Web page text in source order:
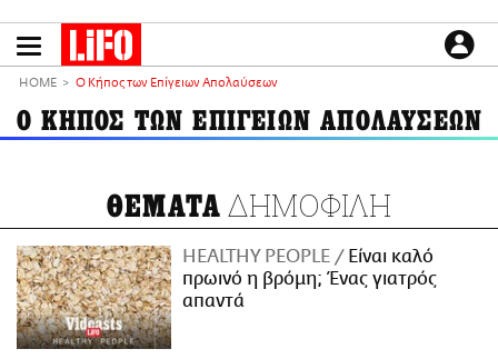
το
κυρίως
LIFO SHOP
ΕΙΔΗΣΕΙΣ
CULTURE
PODCASTS
Plus
HOME Ο Κήπος των Επίγειων Απολαύσεων
Ο ΚΗΠΟΣ ΤΩΝ ΕΠΙΓΕΙΩΝ ΑΠΟΛΑΥΣΕΩΝ
ΘΕΜΑΤΑ ΔΗΜΟΦΙΛΗ
HEALTHY PEOPLE
Είναι καλό
πρωινό η βρόμη; Ένας γιατρός
απαντά